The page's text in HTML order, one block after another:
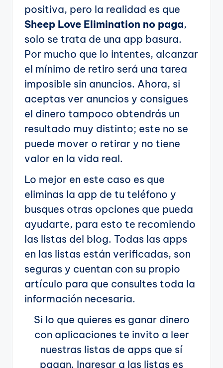
positiva, pero la realidad es que
Sheep Love Elimination no paga,
solo se trata de una app basura.
Por mucho que lo intentes, alcanzar
el mínimo de retiro será una tarea
imposible sin anuncios. Ahora, si
aceptas ver anuncios y consigues
el dinero tampoco obtendrás un
resultado muy distinto; este no se
puede mover o retirar y no tiene
valor en la vida real.
Lo mejor en este caso es que
eliminas la app de tu teléfono y
busques otras opciones que pueda
ayudarte, para esto te recomiendo
las listas del blog. Todas las apps
en las listas están verificadas, son
seguras y cuentan con su propio
artículo para que consultes toda la
información necesaria.
Si lo que quieres es ganar dinero
con aplicaciones te invito a leer
nuestras listas de apps que sí
pagan. Ingresar a las listas es